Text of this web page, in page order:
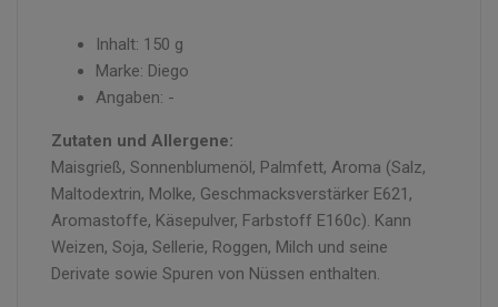
Inhalt: 150 g
Marke: Diego
Angaben: -
Zutaten und Allergene:
Maisgrieß, Sonnenblumenöl, Palmfett, Aroma (Salz,
Maltodextrin, Molke, Geschmacksverstärker E621,
Aromastoffe, Käsepulver, Farbstoff E160c). Kann
Weizen, Soja, Sellerie, Roggen, Milch und seine
Derivate sowie Spuren von Nüssen enthalten.